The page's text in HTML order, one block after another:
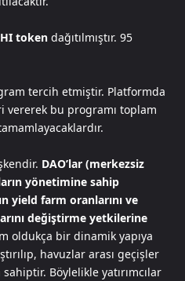
token dağıtılmıştır. 95
tercih etmiştir. Platformda
vererek bu programı toplam
DAO’lar (merkezsiz
yönetimine sahip
yield farm oranlarını ve
değiştirme yetkilerine
oldukça bir dinamik yapıya
havuzlar arası geçişler
Böylelikle yatırımcılar